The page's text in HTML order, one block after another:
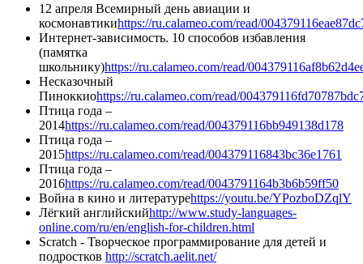
12 апреля Всемирный день авиации и
космонавтикиhttps://ru.calameo.com/read/
Интернет-зависимость. 10 способов избавления
(памятка
школьнику)https://ru.calameo.com/read/
Несказочный
Пиноккиоhttps://ru.calameo.com/read/
Птица года –
2014https://ru.calameo.com/read/004379116bb949138d178
Птица года –
2015https://ru.calameo.com/read/004379116843bc36e1761
Птица года –
2016https://ru.calameo.com/read/0043791164b3b6b59ff50
Война в кино и литературеhttps://youtu.be/YPozboDZqlY
Лёгкий английскийhttp://www.study-languages-
online.com/ru/en/english-for-children.html
Scratch - Творческое программирование для детей и
подростков http://scratch.aelit.net/